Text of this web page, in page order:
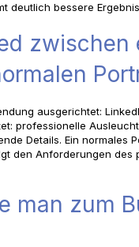
deutlich bessere
zwischen
ausgerichtet:
professionelle
Details. Ein normales
den Anforderungen des
man zum